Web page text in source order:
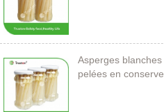
Asperges blanches
pelées en conserve